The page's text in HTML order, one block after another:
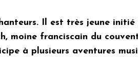
Il est très jeune
moine franciscain du
à plusieurs aventures